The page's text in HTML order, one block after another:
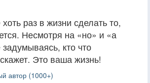
раз в жизни сделать то,
Несмотря на «но» и «а
кто что
Это ваша жизнь!
автор (1000+)